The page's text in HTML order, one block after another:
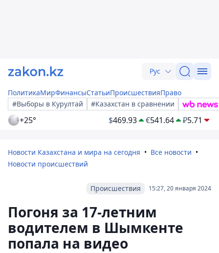
Рус
ПолитикаМирФинансыСтатьиПроисшествияПраво
#Выборы в Курултай
#Казахстан в сравнении
+25° $469.93 €541.64 ₽5.71
Новости Казахстана и мира на сегодня
Все новости
Новости происшествий
15:27, 20 января 2024
Происшествия
Погоня за 17-летним
водителем в Шымкенте
попала на видео